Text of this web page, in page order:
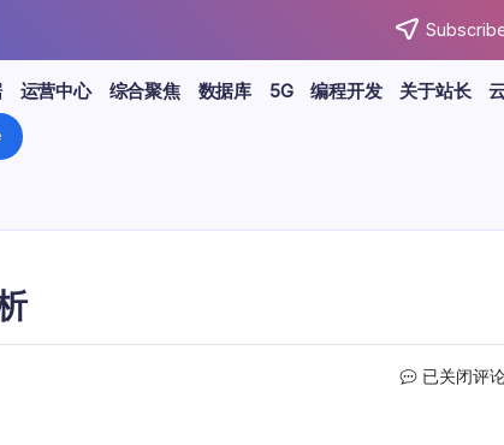
运营中心 综合聚焦 数据库 5G 编程开发 关于站长
C
已关闭评